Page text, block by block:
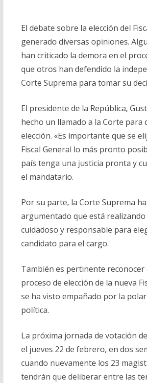
El debate sobre la elección del
generado diversas opiniones.
han criticado la demora en el
que otros han defendido la
Corte Suprema para tomar su
El presidente de la República,
hecho un llamado a la Corte para
elección. «Es importante que se
Fiscal General lo más pronto
país tenga una justicia pronta y
el mandatario.
Por su parte, la Corte Suprema ha
argumentado que está
cuidadoso y responsable para
candidato para el cargo.
También es pertinente reconocer
proceso de elección de la nueva
se ha visto empañado por la
política.
La próxima jornada de votación
el jueves 22 de febrero, en dos
cuando nuevamente los 23
tendrán que deliberar entre las